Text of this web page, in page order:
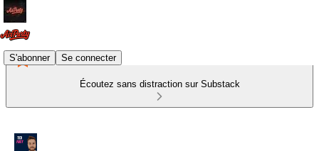
S'abonner Se connecter
Écoutez sans distraction sur Substack